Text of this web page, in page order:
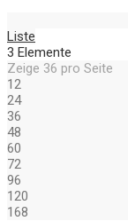
Liste
3 Elemente
Zeige 36 pro Seite
12
24
36
48
60
72
96
120
168